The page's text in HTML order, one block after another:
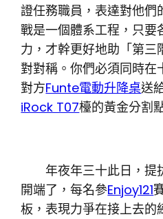
證任務職員，表達對他們
戰是一個體系工程，只要
力，才幹更好地助「第三
對對稱。你們必須同時在
對方Funte電動升降桌送
iRock T07檯的黃金分割
年夜年三十此日，提
開端了，每名參Enjoy121
板，表現力爭在接上去的